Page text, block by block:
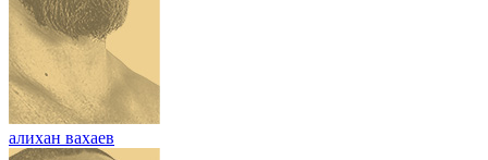
алихан вахаев